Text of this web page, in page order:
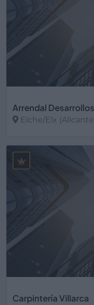
Arrendal
Elche/Elx
Carpintería Villarca